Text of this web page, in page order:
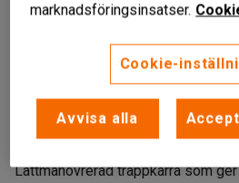
Lätt aluminiumkonstruktion
Kullagrade hjul och glidskenor
Körhandtag med knogskydd
Lättmanövrerad trappkärra som
marknadsföringsinsatser.
Cookie-
Avvisa alla